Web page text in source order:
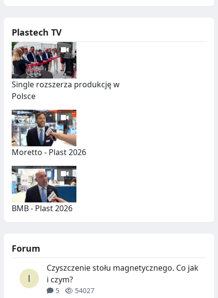
Plastech TV
Single rozszerza produkcję w
Polsce
Moretto - Plast 2026
BMB - Plast 2026
Forum
Czyszczenie stołu magnetycznego. Co jak
i czym?
5 54027